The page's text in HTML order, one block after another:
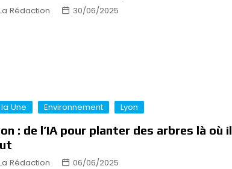
Rédaction 30/06/2025
Une Environnement Lyon
: de l’IA pour planter des arbres là où il
Rédaction 06/06/2025